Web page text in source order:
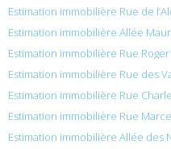
Estimation immobilière Rue de
Estimation immobilière Allée
Estimation immobilière Rue
Estimation immobilière Rue des
Estimation immobilière Rue
Estimation immobilière Rue
Estimation immobilière Allée des